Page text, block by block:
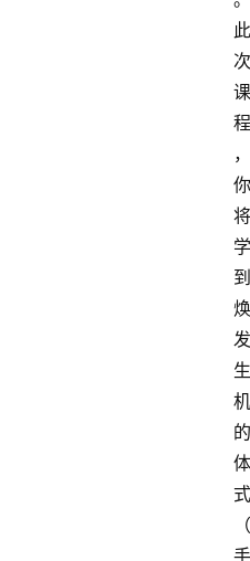
此
次
课
程
，
你
将
学
到
焕
发
生
机
的
体
式
（
手